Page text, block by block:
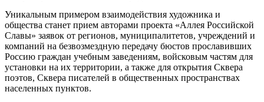
Уникальным примером взаимодействия художника и
общества станет прием авторами проекта «Аллея Российской
Славы» заявок от регионов, муниципалитетов, учреждений и
компаний на безвозмездную передачу бюстов прославивших
Россию граждан учебным заведениям, войсковым частям для
установки на их территории, а также для открытия Сквера
поэтов, Сквера писателей в общественных пространствах
населенных пунктов.